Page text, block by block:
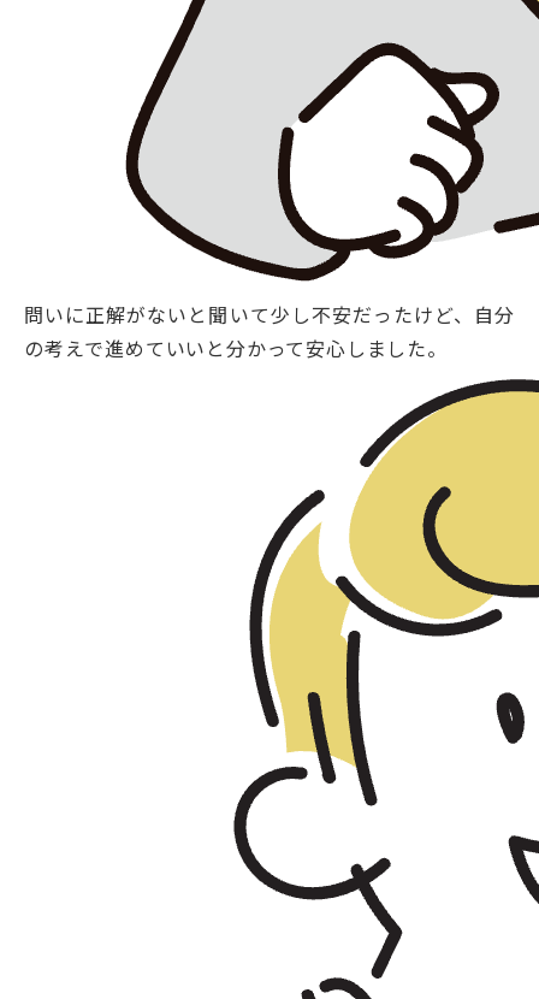
問いに正解がないと聞いて少し不安だったけど、自分
の考えで進めていいと分かって安心しました。